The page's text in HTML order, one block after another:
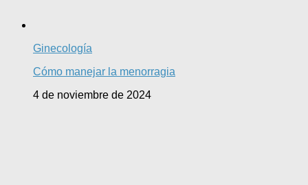
Ginecología
Cómo manejar la menorragia
4 de noviembre de 2024